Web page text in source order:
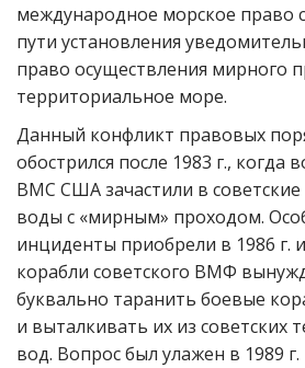
международное морское право
пути установления
право осуществления мирного
территориальное море.
Данный конфликт правовых
обострился после 1983 г., когда
ВМС США зачастили в
воды с «мирным» проходом.
инциденты приобрели в 1986 г. и
корабли советского ВМФ
буквально таранить боевые
и выталкивать их из советских
вод. Вопрос был улажен в 1989 г.